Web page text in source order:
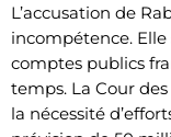
L’accusation de
incompétence.
comptes publics
temps. La Cour
la nécessité